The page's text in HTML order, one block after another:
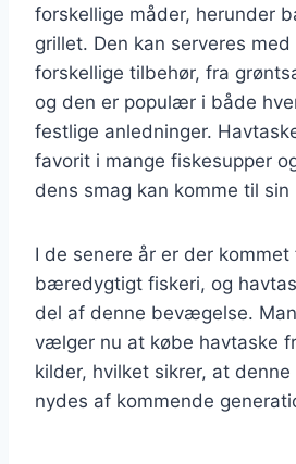
forskellige måder, herunder
grillet. Den kan serveres
forskellige tilbehør, fra
og den er populær i både
festlige anledninger.
favorit i mange fiskesupper
dens smag kan komme til sin
I de senere år er der kommet
bæredygtigt fiskeri, og
del af denne bevægelse.
vælger nu at købe havtaske
kilder, hvilket sikrer, at
nydes af kommende